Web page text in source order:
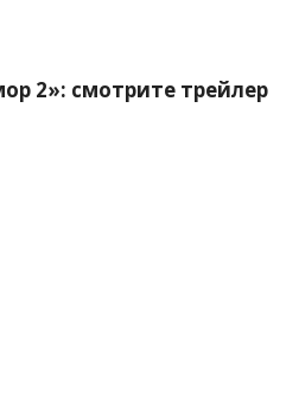
2»: смотрите трейлер